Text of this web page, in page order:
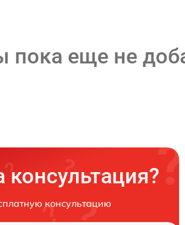
пока еще не
консультацию